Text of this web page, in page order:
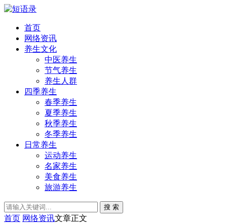
首页
网络资讯
养生文化
中医养生
节气养生
养生人群
四季养生
春季养生
夏季养生
秋季养生
冬季养生
日常养生
运动养生
名家养生
美食养生
旅游养生
搜 索
首页 网络资讯文章正文